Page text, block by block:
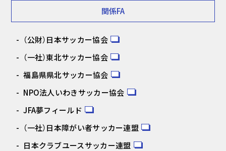
関係FA
（公財）日本サッカー協会
（一社）東北サッカー協会
福島県県北サッカー協会
NPO法人いわきサッカー協会
JFA夢フィールド
（一社）日本障がい者サッカー連盟
日本クラブユースサッカー連盟